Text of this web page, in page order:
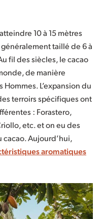
10 à 15 mètres
taillé de 6 à
fil des siècles, le cacao
de manière
L’expansion du
terroirs spécifiques ont
: Forastero,
etc. et on eu des
Aujourd’hui,
aromatiques